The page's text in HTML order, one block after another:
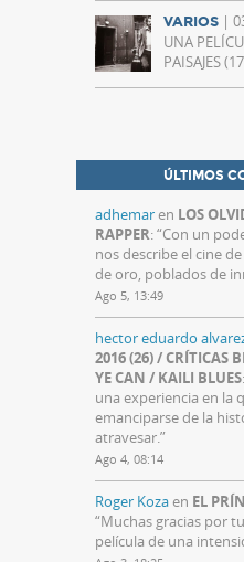
VARIOS |
UNA
PAISAJES
ÚLTIMOS
adhemaren LOS
RAPPER: “Con un
nos describe el cine
de oro, poblados de
Ago 5, 13:49
hector eduardo
2016 (26) / CRÍTICAS
YE CAN / KAILI BLUES
una experiencia en la
emanciparse de la
atravesar.”
Ago 4, 08:14
Roger Kozaen EL
“Muchas gracias por
película de una